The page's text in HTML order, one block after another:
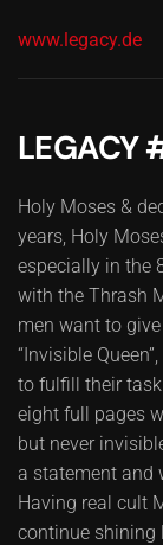
www.legacy.de
LEGACY
Holy Moses &
years, Holy
especially in the
with the Thrash
men want to
“Invisible
to fulfill their
eight full pages
but never
a statement and
Having real cult
continue shining